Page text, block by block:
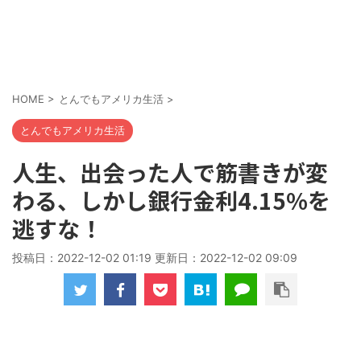
HOME > とんでもアメリカ生活 >
とんでもアメリカ生活
人生、出会った人で筋書きが変
わる、しかし銀行金利4.15%を
逃すな！
投稿日：2022-12-02 01:19 更新日： 2022-12-02 09:09